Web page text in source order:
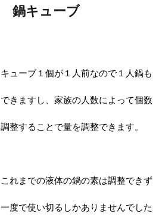
鍋キューブ
キューブ１個が１人前なので１人鍋も
できますし、家族の人数によって個
調整することで量を調整できます。
これまでの液体の鍋の素は調整できず
一度で使い切るしかありませんでし